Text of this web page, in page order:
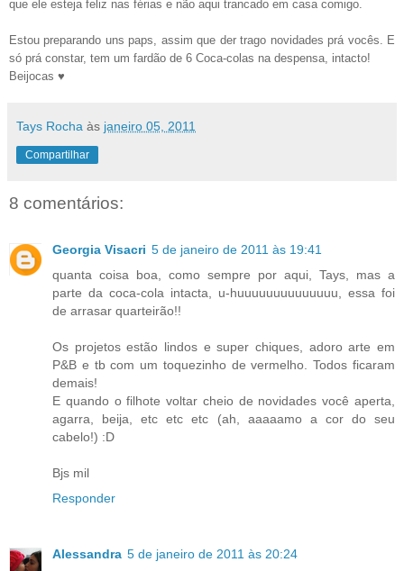
que ele esteja feliz nas férias e não aqui trancado em casa comigo.
Estou preparando uns paps, assim que der trago novidades prá vocês. E
só prá constar, tem um fardão de 6 Coca-colas na despensa, intacto!
Beijocas ♥
Tays Rocha às janeiro 05, 2011
Compartilhar
8 comentários:
Georgia Visacri 5 de janeiro de 2011 às 19:41
quanta coisa boa, como sempre por aqui, Tays, mas a
parte da coca-cola intacta, u-huuuuuuuuuuuuuu, essa foi
de arrasar quarteirão!!
Os projetos estão lindos e super chiques, adoro arte em
P&B e tb com um toquezinho de vermelho. Todos ficaram
demais!
E quando o filhote voltar cheio de novidades você aperta,
agarra, beija, etc etc etc (ah, aaaaamo a cor do seu
cabelo!) :D
Bjs mil
Responder
Alessandra 5 de janeiro de 2011 às 20:24